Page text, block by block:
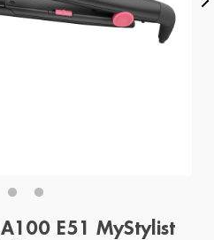
E51 MyStylist